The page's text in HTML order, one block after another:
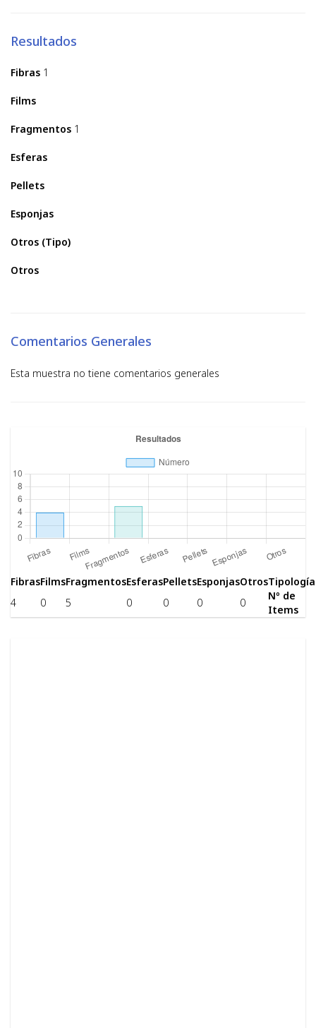
Resultados
Fibras 1
Films
Fragmentos 1
Esferas
Pellets
Esponjas
Otros (Tipo)
Otros
Comentarios Generales
Esta muestra no tiene comentarios generales
FibrasFilmsFragmentosEsferasPelletsEsponjasOtrosTipología
4
0 5 0 0 0 0
Nº de
Items